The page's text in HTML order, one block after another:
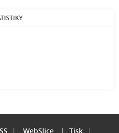
| WebSlice | Tisk |